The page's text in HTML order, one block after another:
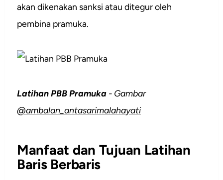
akan dikenakan sanksi atau ditegur oleh
pembina pramuka.
Latihan PBB Pramuka - Gambar
@ambalan_antasarimalahayati
Manfaat dan Tujuan Latihan
Baris Berbaris